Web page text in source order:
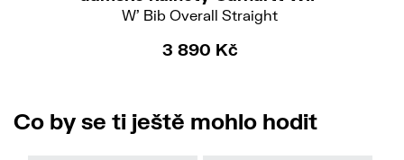
W' Bib Overall Straight
3 890 Kč
Co by se ti ještě mohlo hodit